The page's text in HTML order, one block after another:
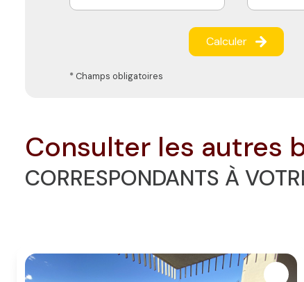
Calculer
* Champs obligatoires
consulter les autres
CORRESPONDANTS À